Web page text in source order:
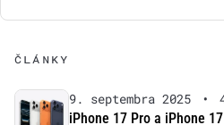
ČLÁNKY
9. septembra 2025 •
iPhone 17 Pro a iPhone